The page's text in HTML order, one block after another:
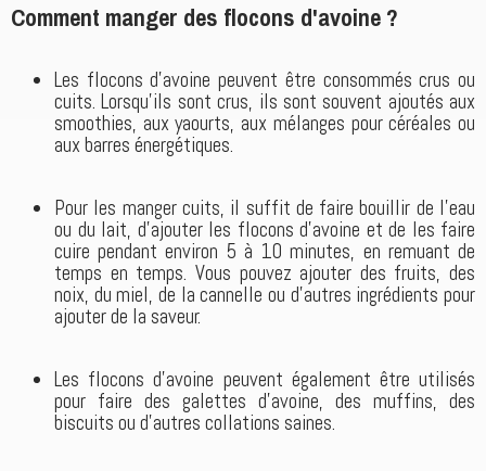
Comment manger des flocons d'avoine ?
Les flocons d'avoine peuvent être consommés crus ou
cuits. Lorsqu'ils sont crus, ils sont souvent ajoutés aux
smoothies, aux yaourts, aux mélanges pour céréales ou
aux barres énergétiques.
Pour les manger cuits, il suffit de faire bouillir de l'eau
ou du lait, d'ajouter les flocons d'avoine et de les faire
cuire pendant environ 5 à 10 minutes, en remuant de
temps en temps. Vous pouvez ajouter des fruits, des
noix, du miel, de la cannelle ou d'autres ingrédients pour
ajouter de la saveur.
Les flocons d'avoine peuvent également être utilisés
pour faire des galettes d'avoine, des muffins, des
biscuits ou d'autres collations saines.